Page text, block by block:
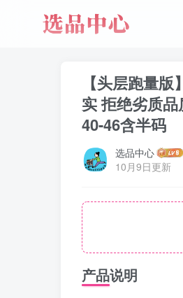
【头层跑量
实 拒绝劣质
40-46含半码
选品中心
10月9日更新
产品说明